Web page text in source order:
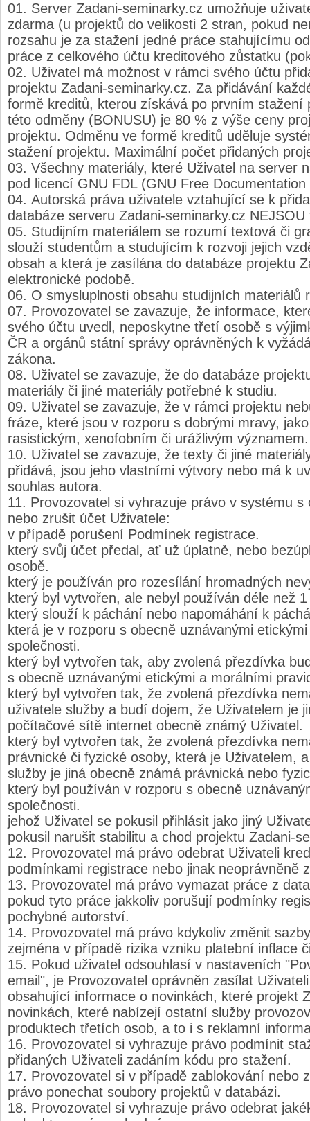
Server Zadani-seminarky.cz umožňuje
zdarma (u projektů do velikosti 2 stran, pokud
rozsahu je za stažení jedné práce stahujícímu
práce z celkového účtu kreditového zůstatku
Uživatel má možnost v rámci svého účtu
projektu Zadani-seminarky.cz. Za přidávání
formě kreditů, kterou získává po prvním stažení
této odměny (BONUSU) je 80 % z výše ceny
projektu. Odměnu ve formě kreditů uděluje
stažení projektu. Maximální počet přidaných
Všechny materiály, které Uživatel na server
pod licencí GNU FDL (GNU Free
Autorská práva uživatele vztahující se k
databáze serveru Zadani-seminarky.cz
Studijním materiálem se rozumí textová či
slouží studentům a studujícím k rozvoji jejich
obsah a která je zasílána do databáze projektu
elektronické podobě.
O smysluplnosti obsahu studijních materiálů
Provozovatel se zavazuje, že informace,
svého účtu uvedl, neposkytne třetí osobě s
ČR a orgánů státní správy oprávněných k
zákona.
Uživatel se zavazuje, že do databáze
materiály či jiné materiály potřebné k studiu.
Uživatel se zavazuje, že v rámci projektu
fráze, které jsou v rozporu s dobrými mravy,
rasistickým, xenofobním či urážlivým významem.
Uživatel se zavazuje, že texty či jiné
přidává, jsou jeho vlastními výtvory nebo má k
souhlas autora.
Provozovatel si vyhrazuje právo v systému
nebo zrušit účet Uživatele:
v případě porušení Podmínek registrace.
který svůj účet předal, ať už úplatně, nebo
osobě.
který je používán pro rozesílání hromadných
který byl vytvořen, ale nebyl používán déle než
který slouží k páchání nebo napomáhání k
která je v rozporu s obecně uznávanými
společnosti.
který byl vytvořen tak, aby zvolená přezdívka
s obecně uznávanými etickými a morálními
který byl vytvořen tak, že zvolená přezdívka
uživatele služby a budí dojem, že Uživatelem je
počítačové sítě internet obecně známý Uživatel.
který byl vytvořen tak, že zvolená přezdívka
právnické či fyzické osoby, která je Uživatelem,
služby je jiná obecně známá právnická nebo
který byl používán v rozporu s obecně
společnosti.
jehož Uživatel se pokusil přihlásit jako jiný
pokusil narušit stabilitu a chod projektu Zadani-
Provozovatel má právo odebrat Uživateli
podmínkami registrace nebo jinak neoprávněně
Provozovatel má právo vymazat práce z
pokud tyto práce jakkoliv porušují podmínky
pochybné autorství.
Provozovatel má právo kdykoliv změnit
zejména v případě rizika vzniku platební inflace
Pokud uživatel odsouhlasí v nastaveních
email", je Provozovatel oprávněn zasílat
obsahující informace o novinkách, které projekt
novinkách, které nabízejí ostatní služby
produktech třetích osob, a to i s reklamní
Provozovatel si vyhrazuje právo podmínit
přidaných Uživateli zadáním kódu pro stažení.
Provozovatel si v případě zablokování nebo
právo ponechat soubory projektů v databázi.
Provozovatel si vyhrazuje právo odebrat